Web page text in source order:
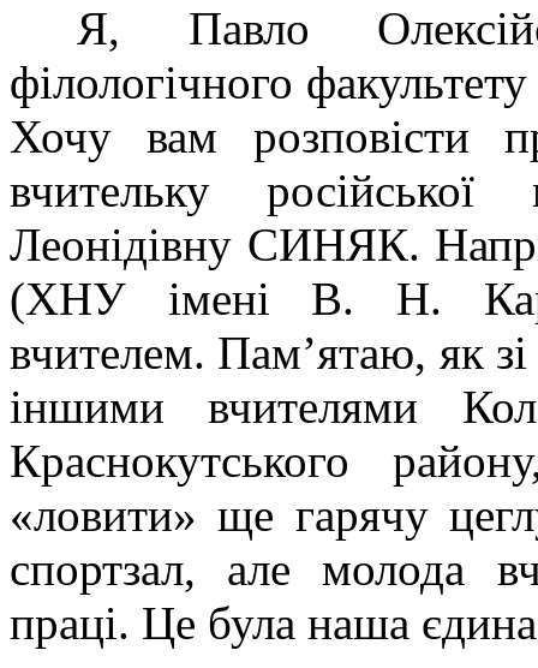
Я, Павло
філологічного
Хочу вам розповісти
вчительку
Леонідівну СИНЯК.
(ХНУ імені В. Н.
вчителем. Пам’ятаю, як зі
іншими вчителями
Краснокутського
«ловити» ще гарячу
спортзал, але молода
праці. Це була наша